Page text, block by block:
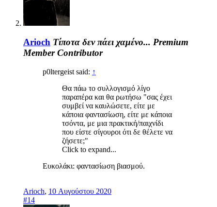
Arioch Τίποτα δεν πάει χαμένο... Premium
Member Contributor
p0ltergeist said: ↑
Θα πάω το συλλογισμό λίγο
παραπέρα και θα ρωτήσω "σας έχει
συμβεί να καυλώσετε, είτε με
κάποια φαντασίωση, είτε με κάποια
τσόντα, με μια πρακτική/παιχνίδι
που είστε σίγουροι ότι δε θέλετε να
ζήσετε;"
Click to expand...
Ευκολάκι: φαντασίωση βιασμού.
Arioch, 10 Αυγούστου 2020
#14